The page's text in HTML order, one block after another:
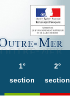
1°
section
2°
section